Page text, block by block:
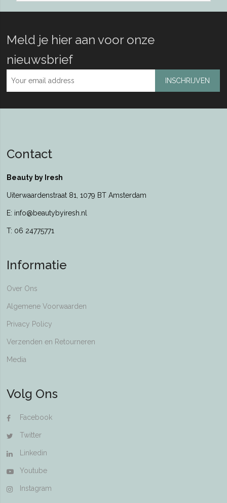
Meld je hier aan voor onze
nieuwsbrief
INSCHRIJVEN
Contact
Beauty by Iresh
Uiterwaardenstraat 81, 1079 BT Amsterdam
E: info@beautybyiresh.nl
T: 06 24775771
Informatie
Over Ons
Algemene Voorwaarden
Privacy Policy
Verzenden en Retourneren
Media
Volg Ons
Facebook
Twitter
Linkedin
Youtube
Instagram